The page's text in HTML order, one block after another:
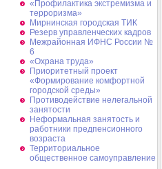
«Профилактика экстремизма и
терроризма»
Мирнинская городская ТИК
Резерв управленческих кадров
Межрайонная ИФНС России №
6
«Охрана труда»
Приоритетный проект
«Формирование комфортной
городской среды»
Противодействие нелегальной
занятости
Неформальная занятость и
работники предпенсионного
возраста
Территориальное
общественное самоуправление